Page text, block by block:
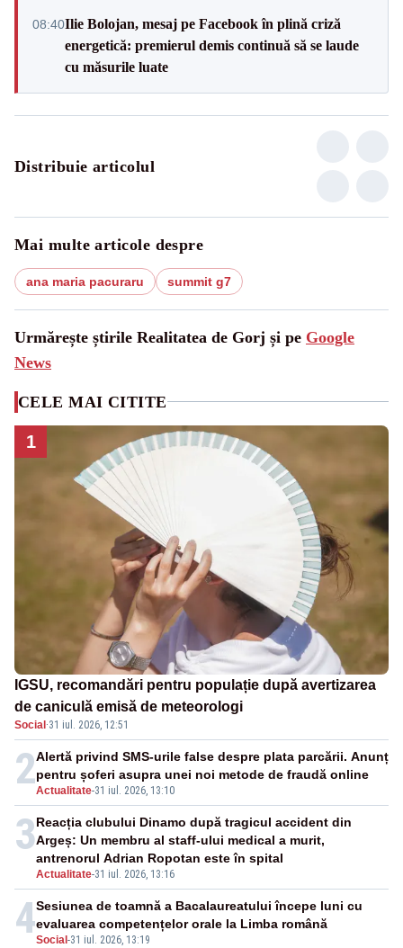
08:40Ilie Bolojan, mesaj pe Facebook în plină criză
energetică: premierul demis continuă să se laude
cu măsurile luate
Distribuie articolul
Mai multe articole despre
ana maria pacuraru summit g7
Urmărește știrile Realitatea de Gorj și pe Google
News
CELE MAI CITITE
1
IGSU, recomandări pentru populație după avertizarea
de caniculă emisă de meteorologi
Social ·31 iul. 2026, 12:51
2Actualitate-31 iul. 2026, 13:10
Alertă privind SMS-urile false despre plata parcării. Anunț
pentru șoferi asupra unei noi metode de fraudă online
3
Actualitate-31 iul. 2026, 13:16
Reacția clubului Dinamo după tragicul accident din
Argeș: Un membru al staff-ului medical a murit,
antrenorul Adrian Ropotan este în spital
4Social -31 iul. 2026, 13:19
Sesiunea de toamnă a Bacalaureatului începe luni cu
evaluarea competențelor orale la Limba română